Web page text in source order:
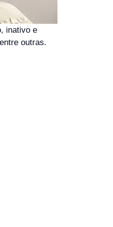
inativo e
outras.